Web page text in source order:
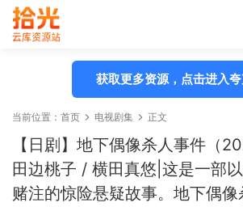
获取更多资源，点击进入
当前位置： 首页 电视剧集 正文
【日剧】地下偶像杀人事件（
田边桃子 / 横田真悠|这是一部
赌注的惊险悬疑故事。地下偶